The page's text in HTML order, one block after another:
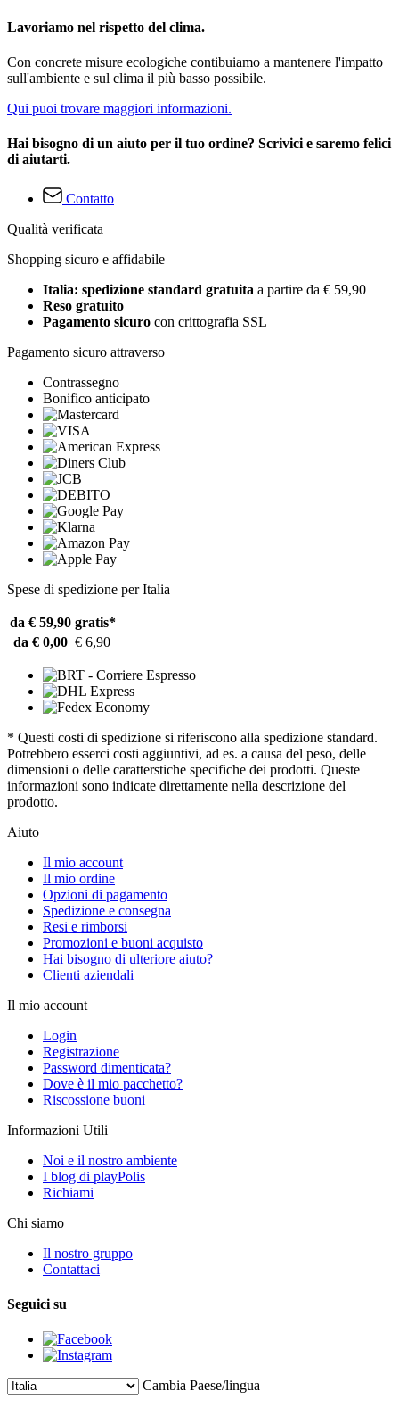
Lavoriamo nel rispetto del clima.
Con concrete misure ecologiche contibuiamo a mantenere l'impatto
sull'ambiente e sul clima il più basso possibile.
Qui puoi trovare maggiori informazioni.
Hai bisogno di un aiuto per il tuo ordine? Scrivici e saremo felici
di aiutarti.
Contatto
Qualità verificata
Shopping sicuro e affidabile
Italia: spedizione standard gratuita a partire da € 59,90
Reso gratuito
Pagamento sicuro con crittografia SSL
Pagamento sicuro attraverso
Contrassegno
Bonifico anticipato
Spese di spedizione per Italia
da € 59,90 gratis*
da € 0,00 € 6,90
* Questi costi di spedizione si riferiscono alla spedizione standard.
Potrebbero esserci costi aggiuntivi, ad es. a causa del peso, delle
dimensioni o delle caratterstiche specifiche dei prodotti. Queste
informazioni sono indicate direttamente nella descrizione del
prodotto.
Aiuto
Il mio account
Il mio ordine
Opzioni di pagamento
Spedizione e consegna
Resi e rimborsi
Promozioni e buoni acquisto
Hai bisogno di ulteriore aiuto?
Clienti aziendali
Il mio account
Login
Registrazione
Password dimenticata?
Dove è il mio pacchetto?
Riscossione buoni
Informazioni Utili
Noi e il nostro ambiente
I blog di playPolis
Richiami
Chi siamo
Il nostro gruppo
Contattaci
Seguici su
Cambia Paese/lingua